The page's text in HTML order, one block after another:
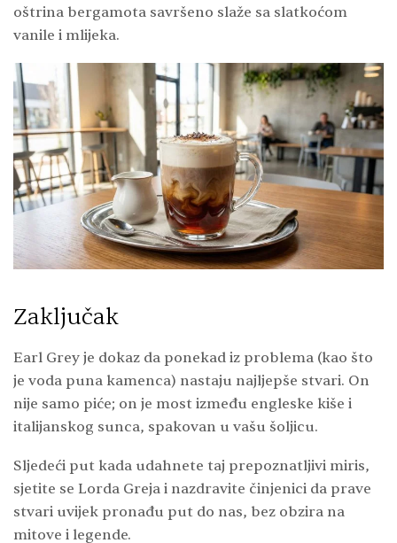
oštrina bergamota savršeno slaže sa slatkoćom
vanile i mlijeka.
Zaključak
Earl Grey je dokaz da ponekad iz problema (kao što
je voda puna kamenca) nastaju najljepše stvari. On
nije samo piće; on je most između engleske kiše i
italijanskog sunca, spakovan u vašu šoljicu.
Sljedeći put kada udahnete taj prepoznatljivi miris,
sjetite se Lorda Greja i nazdravite činjenici da prave
stvari uvijek pronađu put do nas, bez obzira na
mitove i legende.